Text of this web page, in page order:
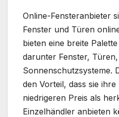
Online-Fensteranbieter
Fenster und Türen
bieten eine breite
darunter Fenster,
Sonnenschutzsysteme.
den Vorteil, dass sie
niedrigeren Preis als
Einzelhändler anbieten